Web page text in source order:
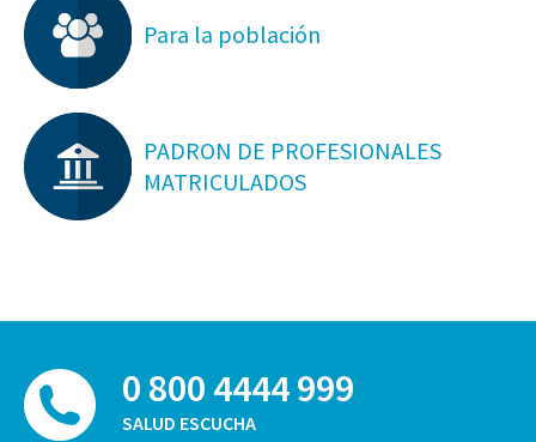
Para la población
PADRON DE PROFESIONALES
MATRICULADOS
0 800 4444 999
SALUD ESCUCHA